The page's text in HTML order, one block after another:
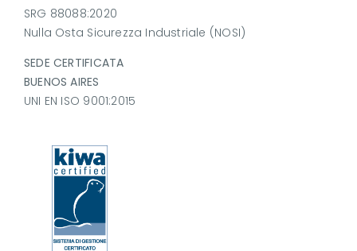
SRG 88088:2020
Nulla Osta Sicurezza Industriale (NOSI)
SEDE CERTIFICATA
BUENOS AIRES
UNI EN ISO 9001:2015